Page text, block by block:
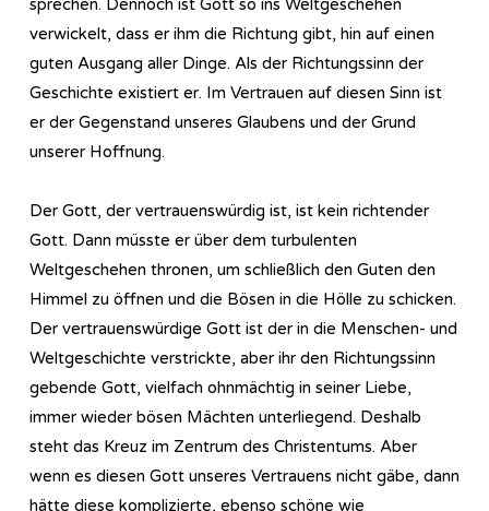
sprechen. Dennoch ist Gott so ins Weltgeschehen
verwickelt, dass er ihm die Richtung gibt, hin auf einen
guten Ausgang aller Dinge. Als der Richtungssinn der
Geschichte existiert er. Im Vertrauen auf diesen Sinn ist
er der Gegenstand unseres Glaubens und der Grund
unserer Hoffnung.
Der Gott, der vertrauenswürdig ist, ist kein richtender
Gott. Dann müsste er über dem turbulenten
Weltgeschehen thronen, um schließlich den Guten den
Himmel zu öffnen und die Bösen in die Hölle zu schicken.
Der vertrauenswürdige Gott ist der in die Menschen- und
Weltgeschichte verstrickte, aber ihr den Richtungssinn
gebende Gott, vielfach ohnmächtig in seiner Liebe,
immer wieder bösen Mächten unterliegend. Deshalb
steht das Kreuz im Zentrum des Christentums. Aber
wenn es diesen Gott unseres Vertrauens nicht gäbe, dann
hätte diese komplizierte, ebenso schöne wie